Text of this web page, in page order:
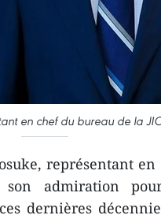
en chef du bureau de la
représentant
admiration
dernières